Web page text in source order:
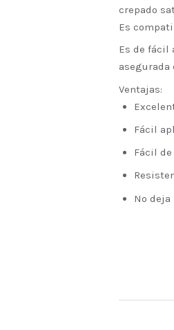
crepado
Es
Es de fácil
asegurada
Ventajas:
Fácil
Fácil de
No deja